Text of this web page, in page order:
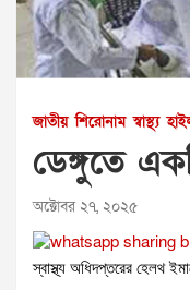
জাতীয় শিরোনাম স্বাস্থ্য
ডেঙ্গুতে
অক্টোবর ২৭, ২০২৫
স্বাস্থ্য অধিদপ্তরের হেলথ